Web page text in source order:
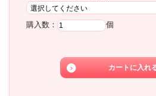
購入数： 個